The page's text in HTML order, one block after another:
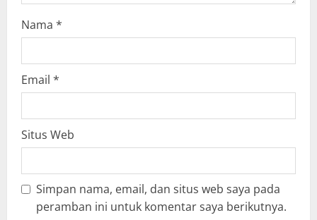
Nama *
Email *
Situs Web
Simpan nama, email, dan situs web saya pada
peramban ini untuk komentar saya berikutnya.